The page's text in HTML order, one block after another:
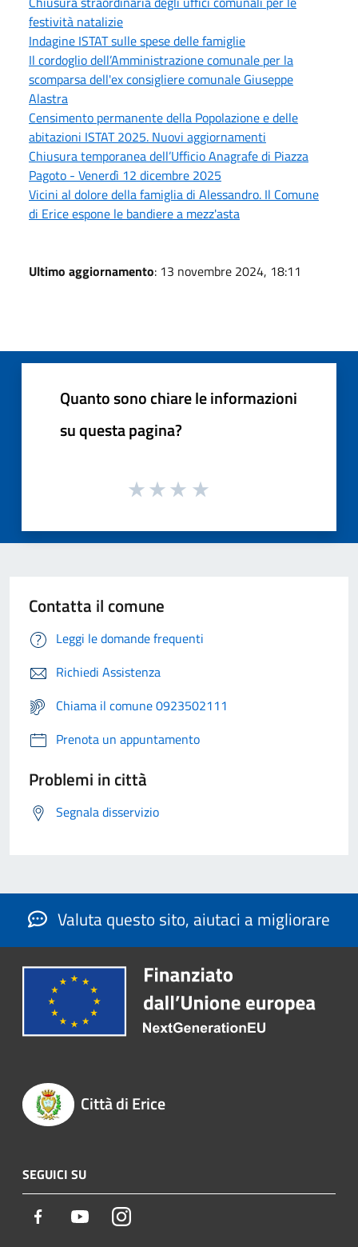
festività natalizie
Indagine ISTAT sulle spese delle famiglie
Il cordoglio dell’Amministrazione comunale per la
scomparsa dell'ex consigliere comunale Giuseppe
Alastra
Censimento permanente della Popolazione e delle
abitazioni ISTAT 2025. Nuovi aggiornamenti
Chiusura temporanea dell’Ufficio Anagrafe di Piazza
Pagoto - Venerdì 12 dicembre 2025
Vicini al dolore della famiglia di Alessandro. Il Comune
di Erice espone le bandiere a mezz'asta
Ultimo aggiornamento: 13 novembre 2024, 18:11
Quanto sono chiare le informazioni
su questa pagina?
Contatta il comune
Leggi le domande frequenti
Richiedi Assistenza
Chiama il comune 0923502111
Prenota un appuntamento
Problemi in città
Segnala disservizio
Valuta questo sito, aiutaci a migliorare
Città di Erice
SEGUICI SU
Facebook YoutubeInstagram